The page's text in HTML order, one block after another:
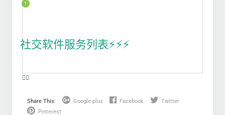
1
社交软件服务列表⚡️⚡️⚡️
❤️‍🔥
Share This: Google-plus Facebook
Twitter
Pinterest